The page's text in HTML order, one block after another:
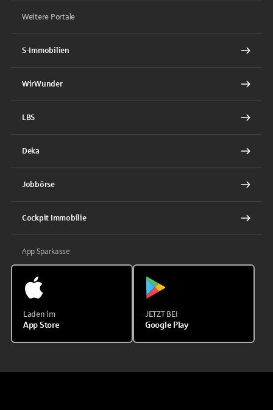
Weitere Portale
S-Immobilien
WirWunder
LBS
Deka
Jobbörse
Cockpit Immobilie
App Sparkasse
Laden im
App Store
JETZT BEI
Google Play